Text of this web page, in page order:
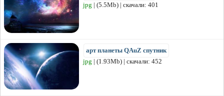
jpg | (5.5Mb) | скачали: 401
арт планеты QAuZ спутник
jpg | (1.93Mb) | скачали: 452